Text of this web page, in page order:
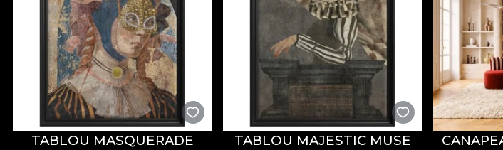
TABLOU MASQUERADE
TABLOU MAJESTIC MUSE